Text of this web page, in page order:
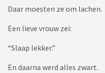
Daar moesten ze om lachen.
Een lieve vrouw zei:
“Slaap lekker.”
En daarna werd alles zwart.